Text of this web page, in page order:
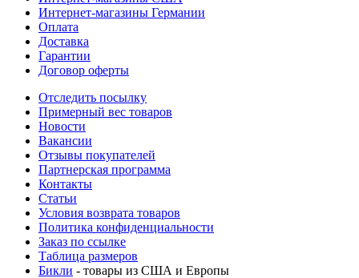
Интернет-магазины Германии
Оплата
Доставка
Гарантии
Договор оферты
Отследить посылку
Примерный вес товаров
Новости
Вакансии
Отзывы покупателей
Партнерская программа
Контакты
Статьи
Условия возврата товаров
Политика конфиденциальности
Заказ по ссылке
Таблица размеров
Бикли - товары из США и Европы